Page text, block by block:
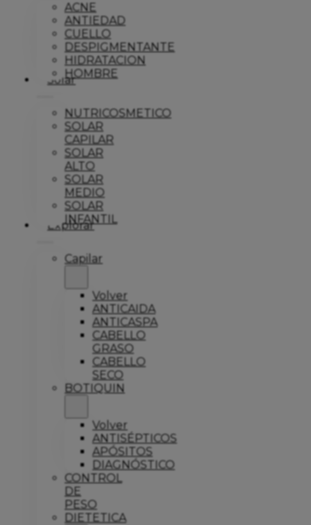
ACNE
ANTIEDAD
CUELLO
DESPIGMENTANTE
HIDRATACION
HOMBRE
Solar
NUTRICOSMETICO
SOLAR
CAPILAR
SOLAR
ALTO
SOLAR
MEDIO
SOLAR
INFANTIL
Explorar
Capilar
Volver
ANTICAIDA
ANTICASPA
CABELLO
GRASO
CABELLO
SECO
BOTIQUIN
Volver
ANTISÉPTICOS
APÓSITOS
DIAGNÓSTICO
CONTROL
DE
PESO
DIETETICA